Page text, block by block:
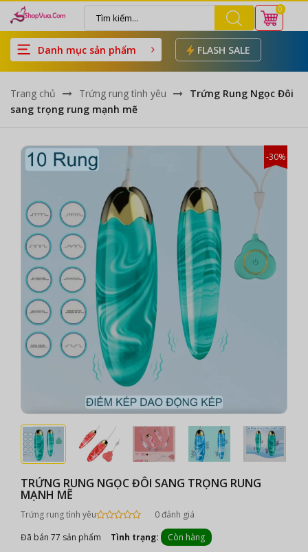
0
Danh mục sản phẩm FLASH SALE
Trang chủ Trứng rung tình yêu
Trứng Rung Ngọc Đôi
sang trọng rung mạnh mẽ
-30%
TRỨNG RUNG NGỌC ĐÔI SANG TRỌNG RUNG
MẠNH MẼ
Trứng rung tình yêu
0 đánh giá
Đã bán 77 sản phẩm
Tình trạng: Còn hàng